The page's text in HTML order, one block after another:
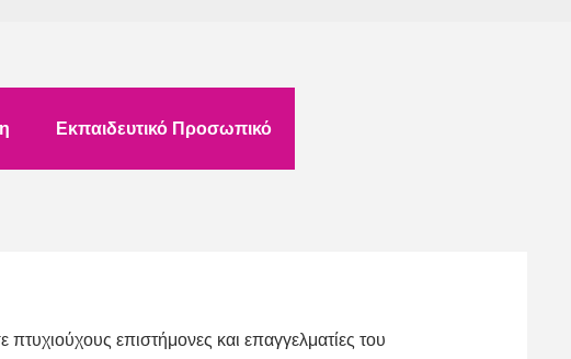
Εκπαιδευτικό Προσωπικό
επιστήμονες και επαγγελματίες του